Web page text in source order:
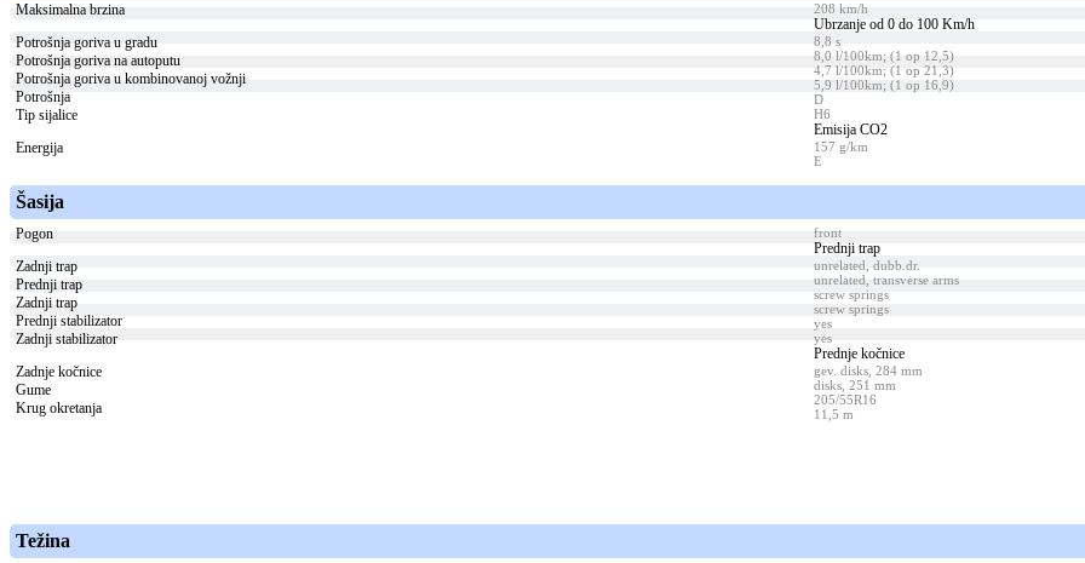
Maksimalna brzina 208 km/h
Ubrzanje od 0 do 100 Km/h
8,8 s
Potrošnja goriva u gradu
8,0 l/100km; (1 op 12,5)
Potrošnja goriva na autoputu
4,7 l/100km; (1 op 21,3)
Potrošnja goriva u kombinovanoj vožnji 5,9 l/100km; (1 op 16,9)
Potrošnja D
Tip sijalice H6
Emisija CO2
157 g/km
Energija
E
Šasija
Pogon front
Prednji trap
unrelated, dubb.dr.
Zadnji trap
unrelated, transverse arms
Prednji trap
screw springs
Zadnji trap screw springs
Prednji stabilizator yes
Zadnji stabilizator yes
Prednje kočnice
gev. disks, 284 mm
Zadnje kočnice
disks, 251 mm
Gume
205/55R16
Krug okretanja 11,5 m
Težina